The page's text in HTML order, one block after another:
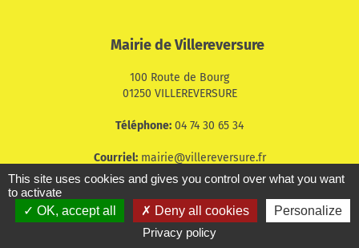
Mairie de Villereversure
100 Route de Bourg
01250 VILLEREVERSURE
Téléphone: 04 74 30 65 34
Courriel: mairie@villereversure.fr
Du lundi mardi jeudi vendredi matin de 9h00 à 12h00
Les lundis de 14h00 à 17h00
Fermeture les mercredis
This site uses cookies and gives you control over what you want
to activate
OK, accept all
Deny all cookies
Personalize
Privacy policy